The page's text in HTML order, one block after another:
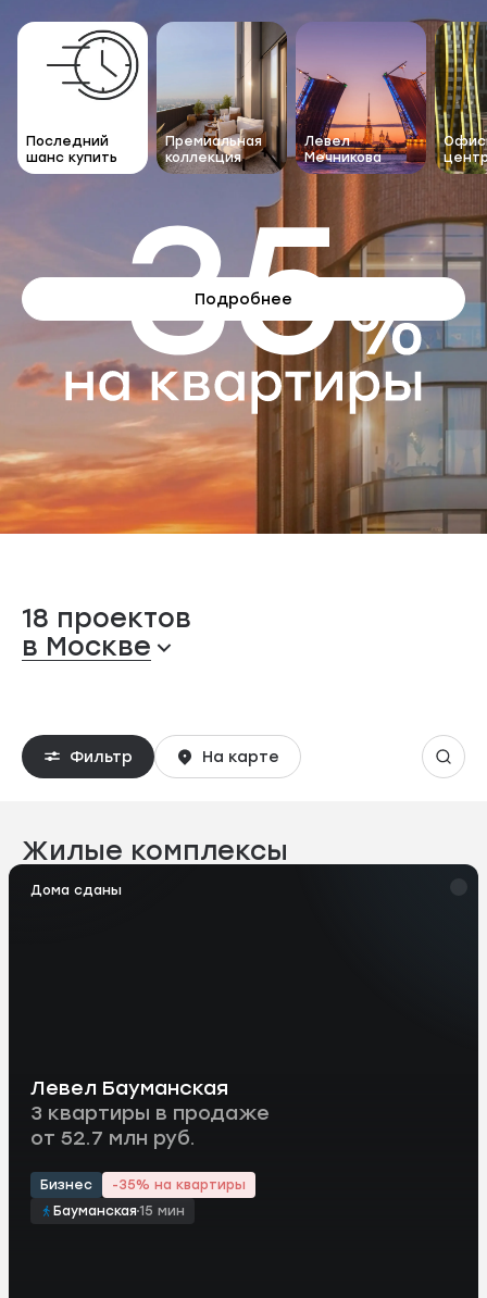
Официальный
Последний
шанс купить
Премиальная
коллекция
Левел
Мечникова
Подробнее
18 проектов
в Москве
Фильтр На карте
Жилые комплексы
Дома сданы
Левел Бауманская
3 квартиры в продаже
от 52.7 млн руб.
Бизнес
-35% на квартиры
Бауманская15 мин